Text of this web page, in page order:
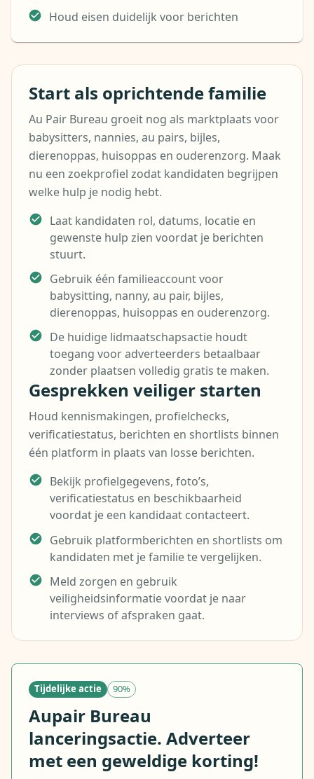
Houd eisen duidelijk voor berichten
Start als oprichtende familie
Au Pair Bureau groeit nog als marktplaats voor
babysitters, nannies, au pairs, bijles,
dierenoppas, huisoppas en ouderenzorg. Maak
nu een zoekprofiel zodat kandidaten begrijpen
welke hulp je nodig hebt.
Laat kandidaten rol, datums, locatie en
gewenste hulp zien voordat je berichten
stuurt.
Gebruik één familieaccount voor
babysitting, nanny, au pair, bijles,
dierenoppas, huisoppas en ouderenzorg.
De huidige lidmaatschapsactie houdt
toegang voor adverteerders betaalbaar
zonder plaatsen volledig gratis te maken.
Gesprekken veiliger starten
Houd kennismakingen, profielchecks,
verificatiestatus, berichten en shortlists binnen
één platform in plaats van losse berichten.
Bekijk profielgegevens, foto’s,
verificatiestatus en beschikbaarheid
voordat je een kandidaat contacteert.
Gebruik platformberichten en shortlists om
kandidaten met je familie te vergelijken.
Meld zorgen en gebruik
veiligheidsinformatie voordat je naar
interviews of afspraken gaat.
Tijdelijke actie 90%
Aupair Bureau
lanceringsactie. Adverteer
met een geweldige korting!